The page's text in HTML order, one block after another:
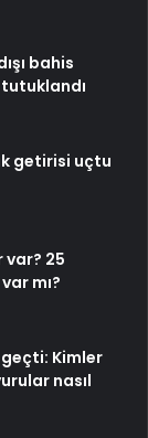
bahis
getirisi uçtu
25
mı?
Kimler
nasıl